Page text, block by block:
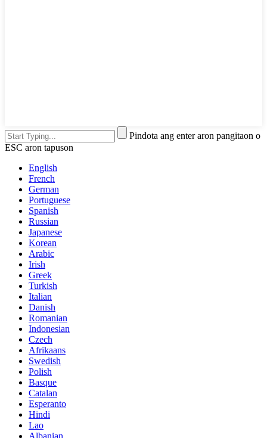
Pindota ang enter aron pangitaon o
ESC aron tapuson
English
French
German
Portuguese
Spanish
Russian
Japanese
Korean
Arabic
Irish
Greek
Turkish
Italian
Danish
Romanian
Indonesian
Czech
Afrikaans
Swedish
Polish
Basque
Catalan
Esperanto
Hindi
Lao